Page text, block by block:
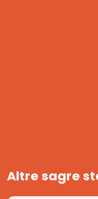
Altre sagre